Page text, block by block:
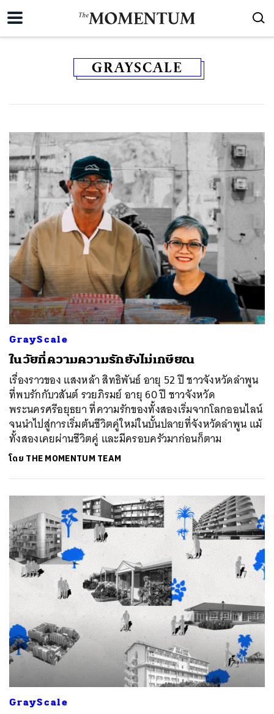
GRAYSCALE
GrayScale
ในวัยที่ความความรักยังไม่เกษียณ
เรื่องราวของ แสงหล้า สิทธิพันธ์ อายุ 52 ปี ชาวจังหวัดลำพูน
ที่พบรักกับวสันต์ รวยภิรมย์ อายุ 60 ปี ชาวจังหวัด
พระนครศรีอยุธยา ที่ความรักของทั้งสองเริ่มจากโลกออนไลน์
จนนำไปสู่การเริ่มต้นชีวิตคู่ใหม่ในบั้นปลายที่จังหวัดลำพูน แม้
ทั้งสองเคยผ่านชีวิตคู่ และมีครอบครัวมาก่อนก็ตาม
โดย THE MOMENTUM TEAM
GrayScale